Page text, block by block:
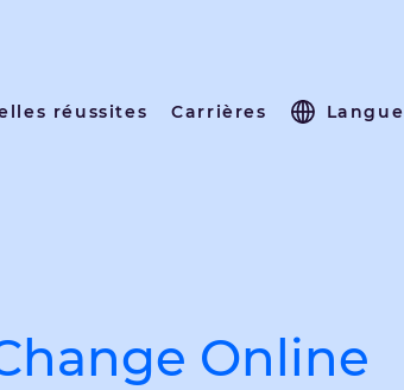
réussites Carrières Langue
Online